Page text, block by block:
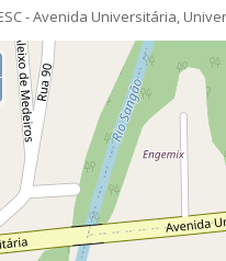
- Avenida Universitária,